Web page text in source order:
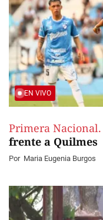
EN VIVO
Primera Nacional.
frente a Quilmes
Por Maria Eugenia Burgos